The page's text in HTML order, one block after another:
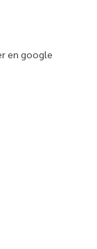
en google